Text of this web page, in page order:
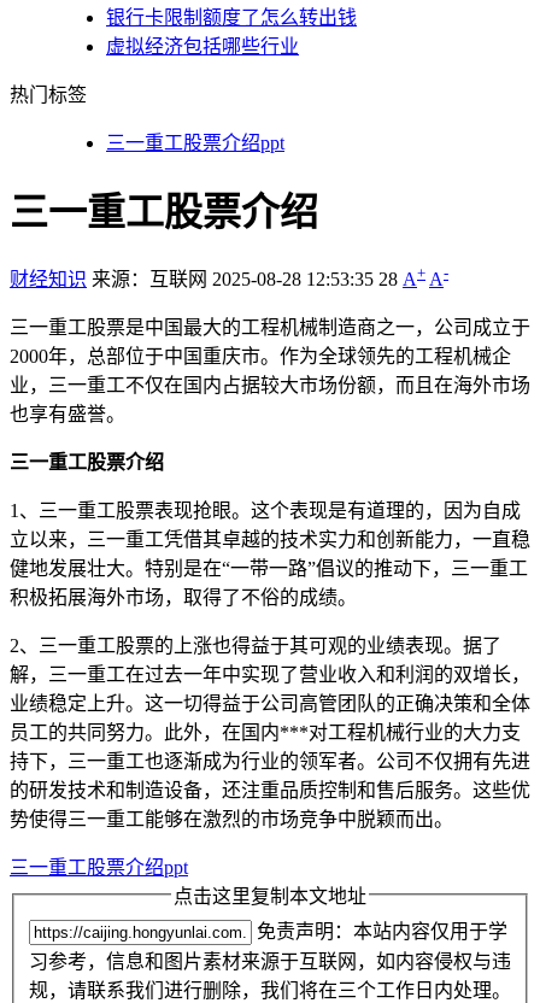
银行卡限制额度了怎么转出钱
虚拟经济包括哪些行业
热门标签
三一重工股票介绍ppt
三一重工股票介绍
财经知识 来源：互联网 2025-08-28 12:53:35 28 A+ A-
三一重工股票是中国最大的工程机械制造商之一，公司成立于
2000年，总部位于中国重庆市。作为全球领先的工程机械企
业，三一重工不仅在国内占据较大市场份额，而且在海外市场
也享有盛誉。
三一重工股票介绍
1、三一重工股票表现抢眼。这个表现是有道理的，因为自成
立以来，三一重工凭借其卓越的技术实力和创新能力，一直稳
健地发展壮大。特别是在“一带一路”倡议的推动下，三一重工
积极拓展海外市场，取得了不俗的成绩。
2、三一重工股票的上涨也得益于其可观的业绩表现。据了
解，三一重工在过去一年中实现了营业收入和利润的双增长，
业绩稳定上升。这一切得益于公司高管团队的正确决策和全体
员工的共同努力。此外，在国内***对工程机械行业的大力支
持下，三一重工也逐渐成为行业的领军者。公司不仅拥有先进
的研发技术和制造设备，还注重品质控制和售后服务。这些优
势使得三一重工能够在激烈的市场竞争中脱颖而出。
三一重工股票介绍ppt
点击这里复制本文地址
免责声明：本站内容仅用于学
习参考，信息和图片素材来源于互联网，如内容侵权与违
规，请联系我们进行删除，我们将在三个工作日内处理。